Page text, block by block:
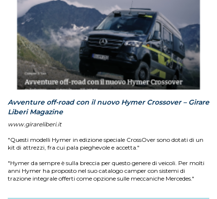
Avventure off-road con il nuovo Hymer Crossover – Girare
Liberi Magazine
www.girareliberi.it
"Questi modelli Hymer in edizione speciale CrossOver sono dotati di un
kit di attrezzi, fra cui pala pieghevole e accetta."
"Hymer da sempre è sulla breccia per questo genere di veicoli. Per molti
anni Hymer ha proposto nel suo catalogo camper con sistemi di
trazione integrale offerti come opzione sulle meccaniche Mercedes."